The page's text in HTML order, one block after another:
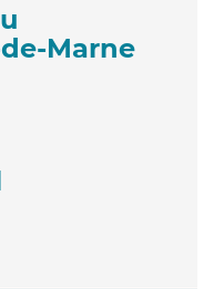
Marne